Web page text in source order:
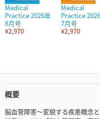
Medical
Practice 2026年
8月号
¥2,970
Medical
Practice
7月号
¥2,970
概要
脳血管障害～変貌する疾患概念